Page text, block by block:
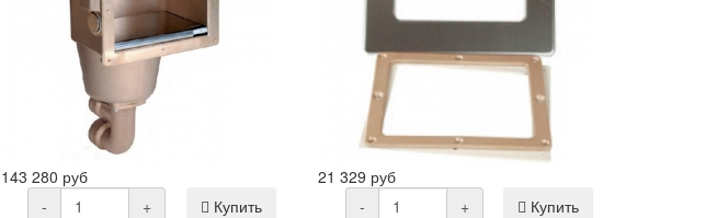
143 280 руб
-
+
Купить
21 329 руб
-
+
Купить